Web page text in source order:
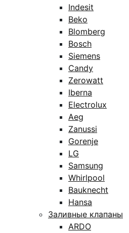
Indesit
Beko
Blomberg
Bosch
Siemens
Candy
Zerowatt
Iberna
Electrolux
Aeg
Zanussi
Gorenje
LG
Samsung
Whirlpool
Bauknecht
Hansa
Заливные клапаны
ARDO